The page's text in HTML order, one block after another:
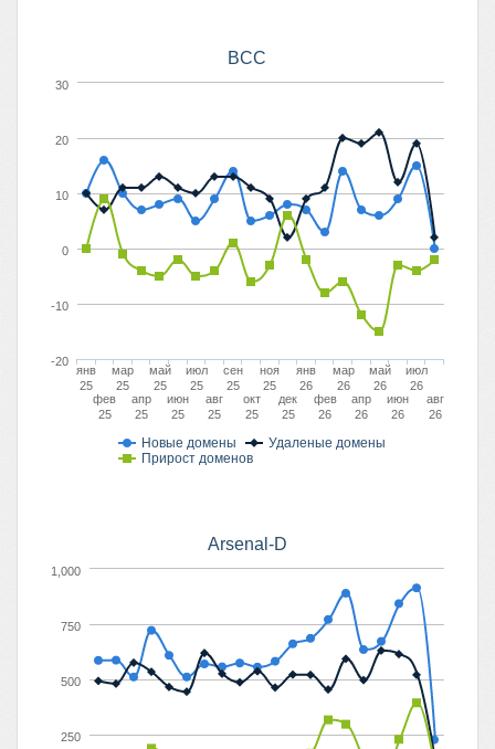
BCC
Новые домены
Удаленые домены
Прирост доменов
янв
25
фев
25
мар
25
апр
25
май
25
июн
25
июл
25
авг
25
сен
25
окт
25
ноя
25
дек
25
янв
26
фев
26
мар
26
апр
26
май
26
июн
26
июл
26
авг
26
-20
-10
0
10
20
30
Arsenal-D
1,000
250
500
750